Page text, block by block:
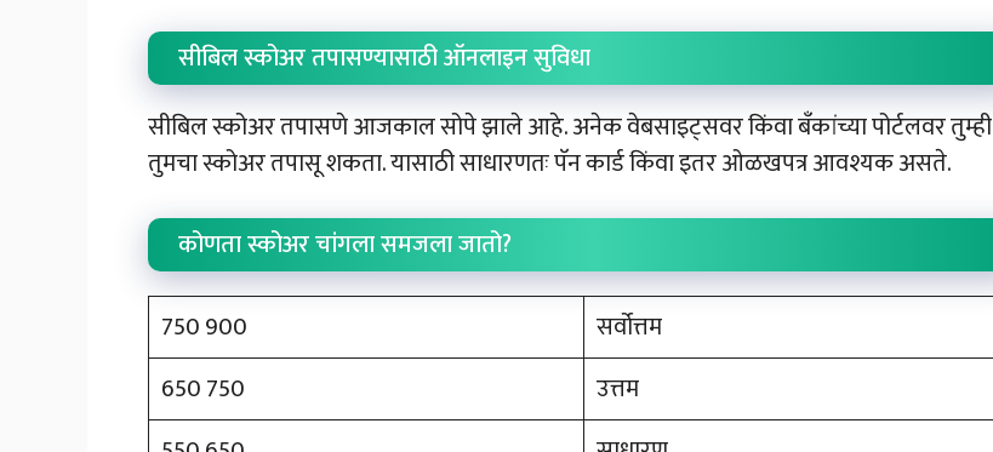
सीबिल स्कोअर तपासण्यासाठी ऑनलाइन सुविधा
सीबिल स्कोअर तपासणे आजकाल सोपे झाले आहे. अनेक वेबसाइट्सवर किंवा बँकांच्या पोर्टलवर तुम्ही
तुमचा स्कोअर तपासू शकता. यासाठी साधारणतः पॅन कार्ड किंवा इतर ओळखपत्र आवश्यक असते.
कोणता स्कोअर चांगला समजला जातो?
750 900
सर्वोत्तम
650 750
उत्तम